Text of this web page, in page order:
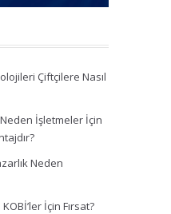
Çiftçilere Nasıl
İşletmeler İçin
Neden
İçin Fırsat?